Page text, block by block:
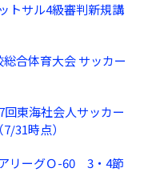
トサル4級審判新規講
総合体育大会 サッカー
回東海社会人サッカー
31時点）
アリーグＯ-60 3・4節